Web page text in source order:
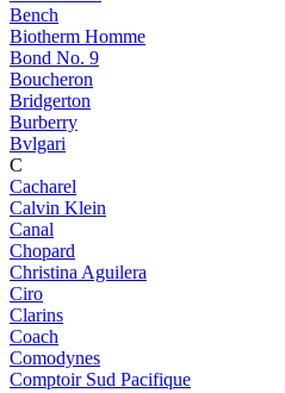
Bench
Biotherm Homme
Bond No. 9
Boucheron
Bridgerton
Burberry
Bvlgari
C
Cacharel
Calvin Klein
Canal
Chopard
Christina Aguilera
Ciro
Clarins
Coach
Comodynes
Comptoir Sud Pacifique